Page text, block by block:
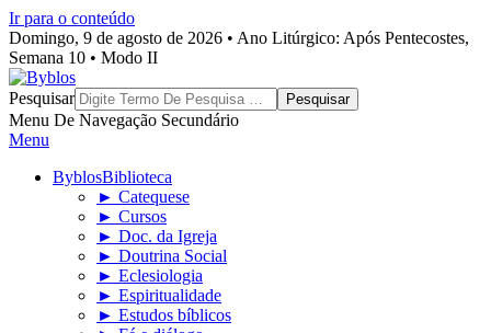
Ir para o conteúdo
Domingo, 9 de agosto de 2026 • Ano Litúrgico: Após Pentecostes,
Semana 10 • Modo II
Byblos
Pesquisar
Menu De Navegação Secundário
Menu
ByblosBiblioteca
► Catequese
► Cursos
► Doc. da Igreja
► Doutrina Social
► Eclesiologia
► Espiritualidade
► Estudos bíblicos